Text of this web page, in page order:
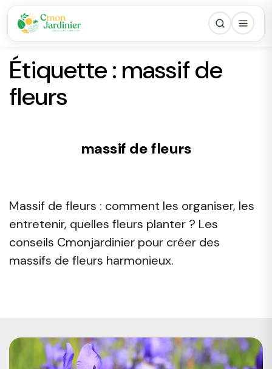
Étiquette : massif de
fleurs
massif de fleurs
Massif de fleurs : comment les organiser, les
entretenir, quelles fleurs planter ? Les
conseils Cmonjardinier pour créer des
massifs de fleurs harmonieux.